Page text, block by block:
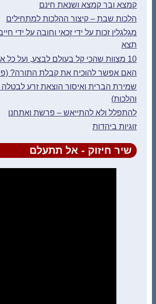
קמצא ובר קמצא ושנאת חינם
הלכות שבת – קיצור ההלכות למתחילים
מגלגלין זכות על ידי זכאי וחובה על ידי
תצא
10 מצוות שהכי קל בעולם לבצע, ועל כל אחת שכר עצום
האם אפשר להוכיח את קבלת התורה?
שמירת הברית ואיסור הוצאת זרע
והלכות)
להתפלל ולא להתייאש – פרשת ואתחנן
זוגיות ביהדות
שיר חיזוק - אל תתעלם